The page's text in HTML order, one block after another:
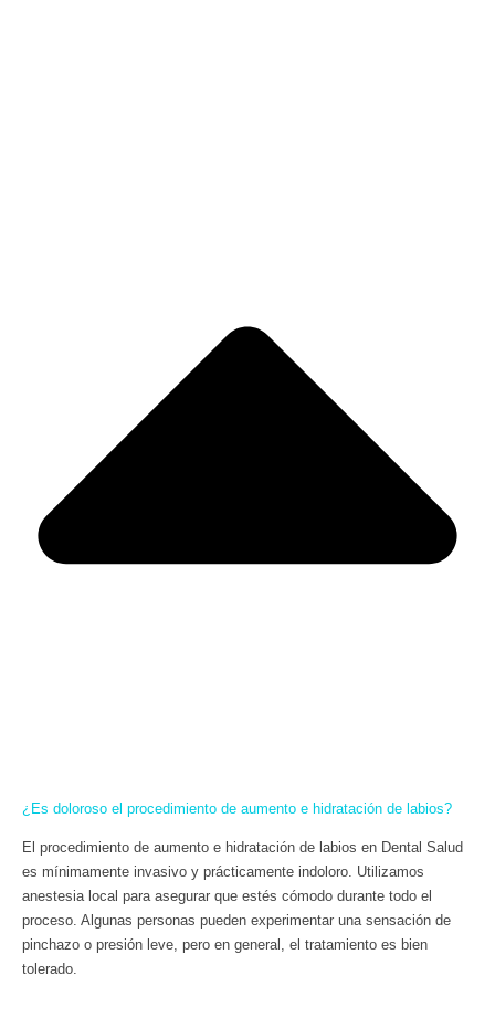
¿Es doloroso el procedimiento de aumento e hidratación de labios?
El procedimiento de aumento e hidratación de labios en Dental Salud
es mínimamente invasivo y prácticamente indoloro. Utilizamos
anestesia local para asegurar que estés cómodo durante todo el
proceso. Algunas personas pueden experimentar una sensación de
pinchazo o presión leve, pero en general, el tratamiento es bien
tolerado.